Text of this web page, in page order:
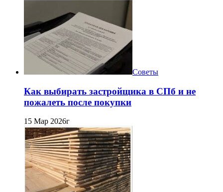
Советы
Как выбирать застройщика в СПб и не
пожалеть после покупки
15 Мар 2026г